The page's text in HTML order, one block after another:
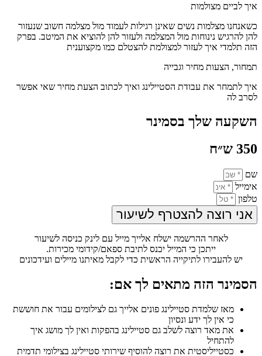
איך לביים מצולמות
כשאנחנו מצלמות נשים שאינן רגילות לעמוד מול מצלמה חשוב שנעזור
להן להרגיש נינוחות מול המצלמה ולעזור להן להוציא את המיטב. בפרק
הזה תלמדי איך לעזור למצולמת להצטלם כמו מקצוענית
תמחור, הצעות מחיר וגבייה
איך לתמחר את עבודת הסטיילינג ואיך לכתוב הצעת מחיר שאי אפשר
לסרב לה
השקעה שלך בסמינר
350 ש״ח
שם
אימייל
טלפון
אני רוצה להצטרף לשיעור
לאחר ההרשמה ישלח אלייך מייל עם לינק כניסה לשיעור
ייתכן כי המייל יכנס לתיבת ספאם/קידומי מכירות.
יש להעבירו לתיקייה הראשית כדי לקבל מאיתנו מיילים ועידכונים
הסמינר הזה מתאים לך אם:
מאז שלמדת סטיילינג פונים אלייך גם לצילומים עבור את חוששת
כי אין לך ידע ונסיון
את מאד רוצה לשלב גם סטיילינג בהפקות ואין לך מושג איך
להתחיל
כסטייליסטית את רוצה להוסיף שירותי סטיילינג בצילומי תדמית